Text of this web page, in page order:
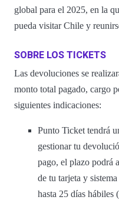
global para el 2025, en la
pueda visitar Chile y
SOBRE LOS TICKETS
Las devoluciones se
monto total pagado, cargo
siguientes indicaciones:
Punto Ticket tendrá
gestionar tu
pago, el plazo podrá
de tu tarjeta y
hasta 25 días hábiles